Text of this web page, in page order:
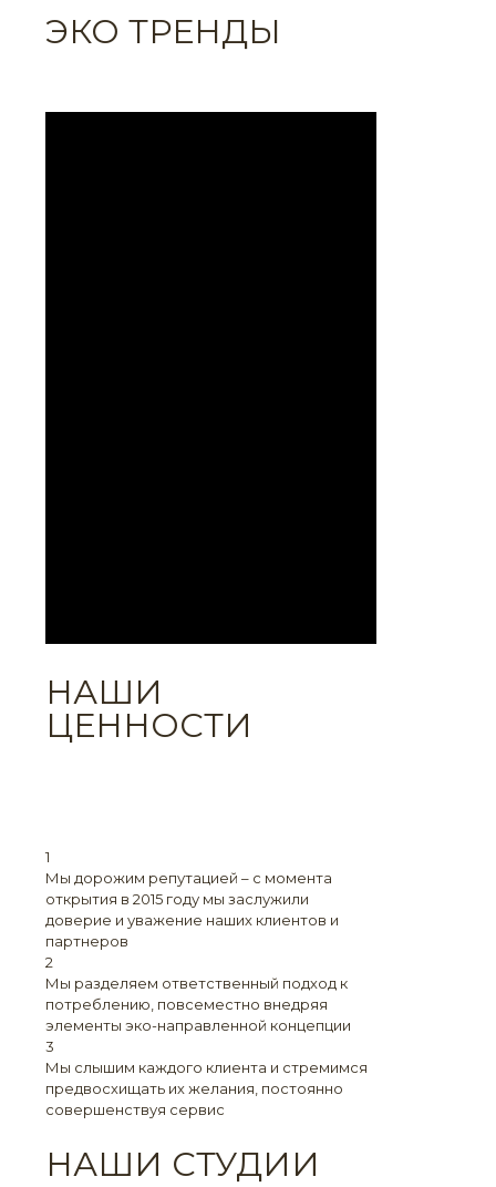
ЭКО ТРЕНДЫ
НАШИ
ЦЕННОСТИ
1
Мы дорожим репутацией – с момента
открытия в 2015 году мы заслужили
доверие и уважение наших клиентов и
партнеров
2
Мы разделяем ответственный подход к
потреблению, повсеместно внедряя
элементы эко-направленной концепции
3
Мы слышим каждого клиента и стремимся
предвосхищать их желания, постоянно
совершенствуя сервис
НАШИ СТУДИИ